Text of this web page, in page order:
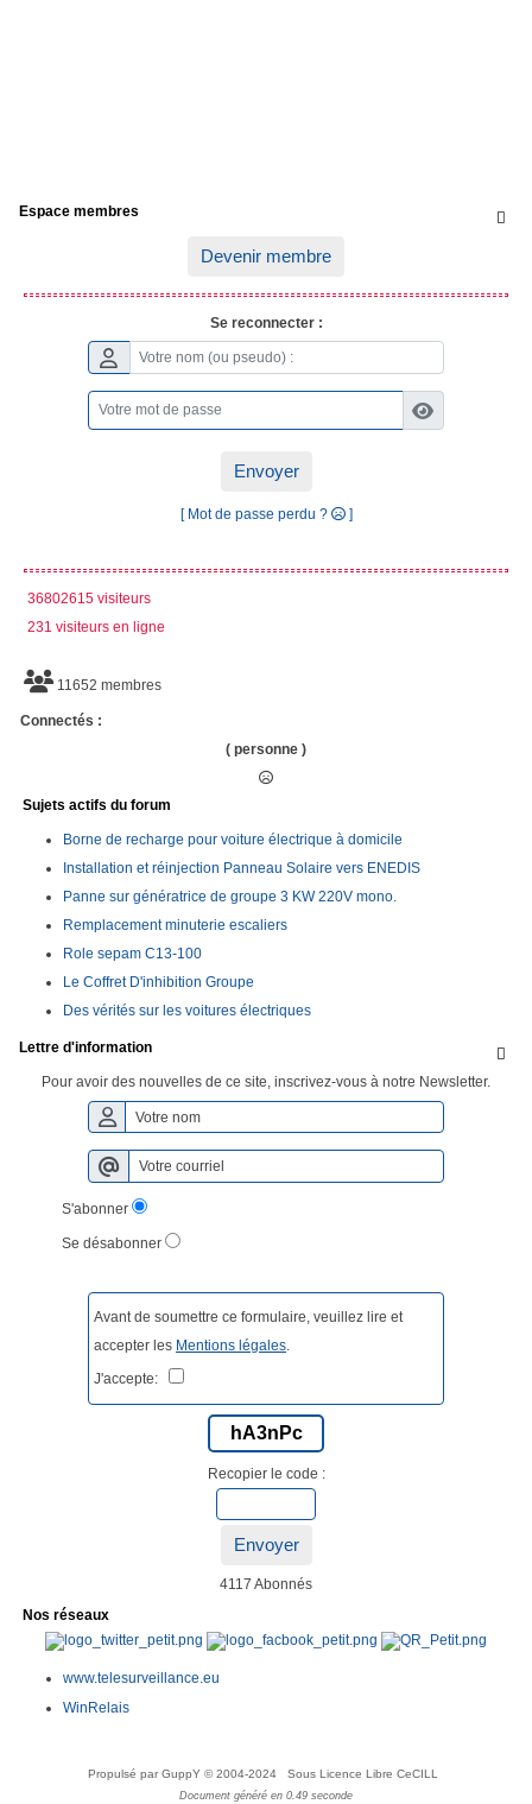

Espace membres
Devenir membre
Se reconnecter :
Envoyer
[ Mot de passe perdu ? ]
36802615 visiteurs
231 visiteurs en ligne
11652 membres
Connectés :
( personne )
Sujets actifs du forum
Borne de recharge pour voiture électrique à domicile
Installation et réinjection Panneau Solaire vers ENEDIS
Panne sur génératrice de groupe 3 KW 220V mono.
Remplacement minuterie escaliers
Role sepam C13-100
Le Coffret D'inhibition Groupe
Des vérités sur les voitures électriques

Lettre d'information
Pour avoir des nouvelles de ce site, inscrivez-vous à notre Newsletter.
S'abonner
Se désabonner
Avant de soumettre ce formulaire, veuillez lire et
accepter les Mentions légales.
J'accepte:
hA3nPc
Recopier le code :
Envoyer
4117 Abonnés
Nos réseaux
www.telesurveillance.eu
WinRelais
Propulsé par GuppY © 2004-2024 Sous Licence Libre CeCILL
Document généré en 0.49 seconde